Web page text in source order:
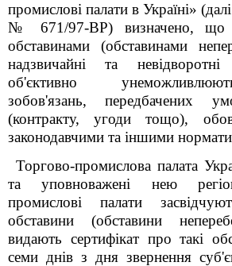
промислові палати в Україні»
№ 671/97-ВР) визначено, що
обставинами (обставинами
надзвичайні та
об'єктивно
зобов'язань, передбачених
(контракту, угоди тощо),
законодавчими та іншими
Торгово-промислова палата
та уповноважені нею
промислові палати
обставини (обставини
видають сертифікат про такі
семи днів з дня звернення